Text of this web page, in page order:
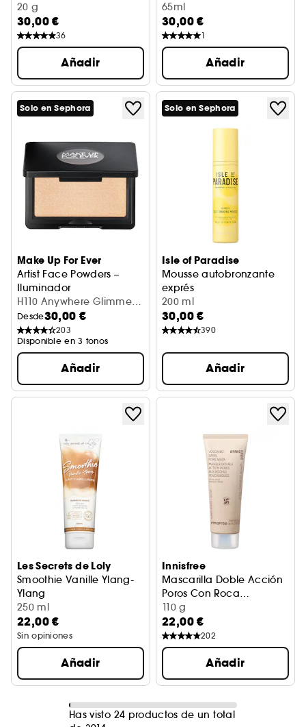
Barra de protección solar
20 g
30,00 €
36
Añadir
65ml
30,00 €
1
Añadir
Solo en Sephora
Make Up For Ever
Artist Face Powders –
Iluminador
H110 Anywhere Glimmer
(4g)
Desde30,00 €
203
Disponible en 3 tonos
Añadir
Solo en Sephora
Isle of Paradise
Mousse autobronzante
exprés
Tratamiento
200 ml
30,00 €
390
Añadir
Les Secrets de Loly
Smoothie Vanille Ylang-
Ylang
Leche capilar hidratante y nutritiva
250 ml
22,00 €
Sin opiniones
Añadir
Innisfree
Mascarilla Doble Acción
Poros Con Roca
Volcánica
Mascarilla Reductora de
110 g
22,00 €
202
Añadir
Has visto 24 productos de un total